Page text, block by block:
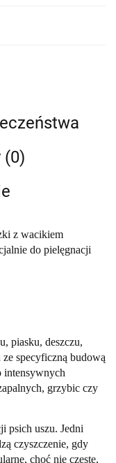
(0)
z wacikiem
do pielęgnacji
piasku, deszczu,
specyficzną budową
intensywnych
grzybic czy
psich uszu. Jedni
czyszczenie, gdy
choć nie częste,